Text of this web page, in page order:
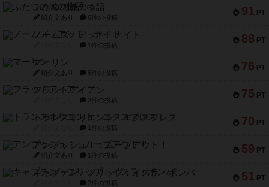
91 PT
ふたつの城の物語
紹介文あり 6件の投稿
88 PT
ノームズ・アット・ナイト
1件の投稿
76 PT
マーリン
紹介文あり 6件の投稿
75 PT
フラットアイアン
2件の投稿
70 PT
トランスオリエント・エクスプレス
1件の投稿
59 PT
アンブッシュ！：ムーブアウト！
紹介文あり 1件の投稿
51 PT
キャプテン・フリップ：イスラ・ボンバ
2件の投稿